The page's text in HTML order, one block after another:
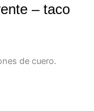
– taco
de cuero.